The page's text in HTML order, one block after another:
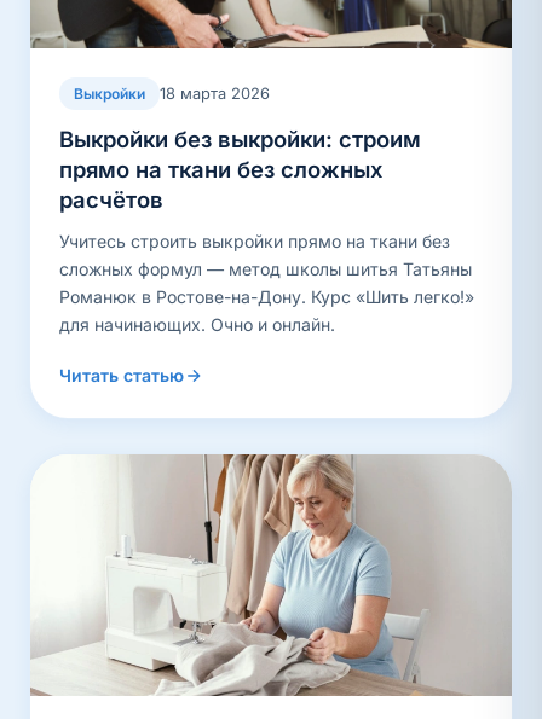
Выкройки 18 марта 2026
Выкройки без выкройки: строим
прямо на ткани без сложных
расчётов
Учитесь строить выкройки прямо на ткани без
сложных формул — метод школы шитья Татьяны
Романюк в Ростове-на-Дону. Курс «Шить легко!»
для начинающих. Очно и онлайн.
Читать статью